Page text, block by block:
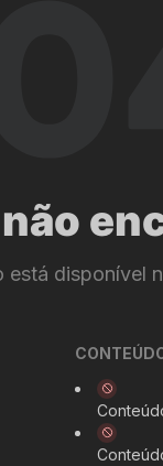
está disponível